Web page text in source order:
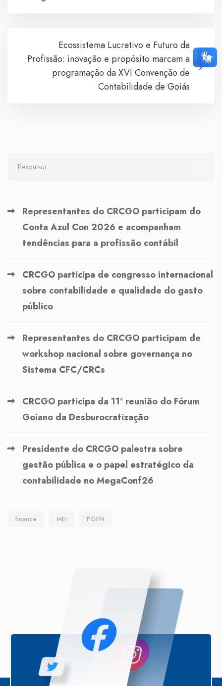
Ecossistema Lucrativo e Futuro da
Profissão: inovação e propósito marcam a
programação da XVI Convenção de
Contabilidade de Goiás
Representantes do CRCGO participam do
Conta Azul Con 2026 e acompanham
tendências para a profissão contábil
CRCGO participa de congresso internacional
sobre contabilidade e qualidade do gasto
público
Representantes do CRCGO participam de
workshop nacional sobre governança no
Sistema CFC/CRCs
CRCGO participa da 11ª reunião do Fórum
Goiano da Desburocratização
Presidente do CRCGO palestra sobre
gestão pública e o papel estratégico da
contabilidade no MegaConf26
finance MEI PGFN